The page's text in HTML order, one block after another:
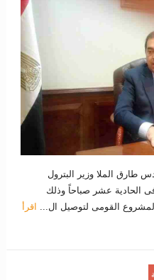
طارق الملا وزير البترول
فى الحادية عشر صباحاً وذلك
القومى لتوصيل ال...
اقرأ